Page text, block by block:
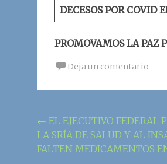
DECESOS POR COVID
PROMOVAMOS LA PAZ
Deja un comentario
Navegación
de
← EL EJECUTIVO FEDERAL
LA SRÍA DE SALUD Y AL
FALTEN MEDICAMENTOS